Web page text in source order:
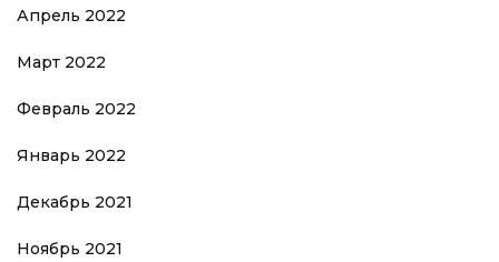
Апрель 2022
Март 2022
Февраль 2022
Январь 2022
Декабрь 2021
Ноябрь 2021